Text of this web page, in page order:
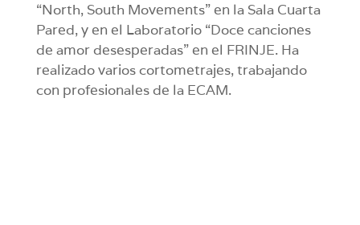
“North, South Movements” en la Sala Cuarta
Pared, y en el Laboratorio “Doce canciones
de amor desesperadas” en el FRINJE. Ha
realizado varios cortometrajes, trabajando
con profesionales de la ECAM.